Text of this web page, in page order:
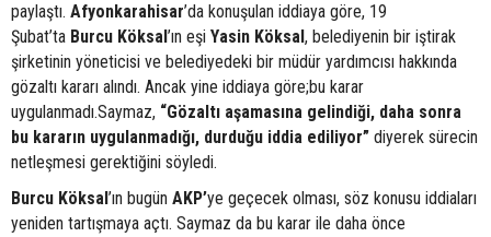
paylaştı. Afyonkarahisar’da konuşulan iddiaya göre, 19
Şubat’ta Burcu Köksal ’ın eşi Yasin Köksal , belediyenin bir iştirak
şirketinin yöneticisi ve belediyedeki bir müdür yardımcısı hakkında
gözaltı kararı alındı. Ancak yine iddiaya göre;bu karar
uygulanmadı.Saymaz, “Gözaltı aşamasına gelindiği, daha sonra
bu kararın uygulanmadığı, durduğu iddia ediliyor” diyerek sürecin
netleşmesi gerektiğini söyledi.
Burcu Köksal ’ın bugün AKP’ye geçecek olması, söz konusu iddiaları
yeniden tartışmaya açtı. Saymaz da bu karar ile daha önce